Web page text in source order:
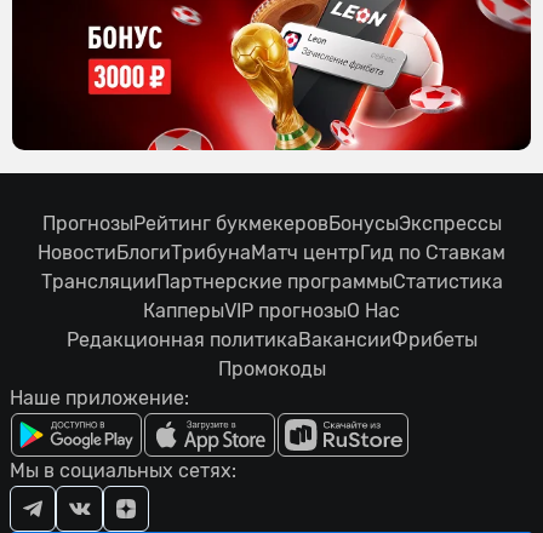
ПрогнозыРейтинг букмекеровБонусыЭкспрессы
НовостиБлогиТрибунаМатч центрГид по Ставкам
ТрансляцииПартнерские программыСтатистика
КапперыVIP прогнозыО Нас
Редакционная политикаВакансииФрибеты
Промокоды
Наше приложение:
Мы в социальных сетях: